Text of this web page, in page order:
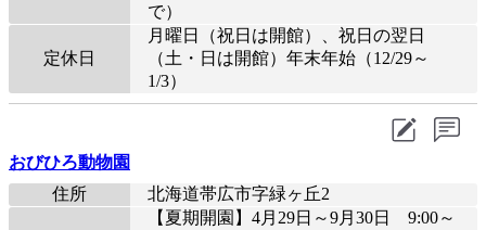
で）
定休日
月曜日（祝日は開館）、祝日の翌日
（土・日は開館）年末年始（12/29～
1/3）
おびひろ動物園
住所
北海道帯広市字緑ヶ丘2
【夏期開園】4月29日～9月30日 9:00～